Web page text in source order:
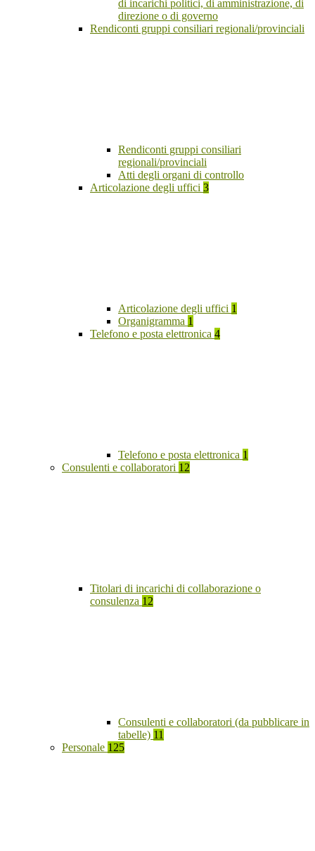
di incarichi politici, di amministrazione, di
direzione o di governo
Rendiconti gruppi consiliari regionali/provinciali
Rendiconti gruppi consiliari
regionali/provinciali
Atti degli organi di controllo
Articolazione degli uffici 3
Articolazione degli uffici 1
Organigramma 1
Telefono e posta elettronica 4
Telefono e posta elettronica 1
Consulenti e collaboratori 12
Titolari di incarichi di collaborazione o
consulenza 12
Consulenti e collaboratori (da pubblicare in
tabelle) 11
Personale 125